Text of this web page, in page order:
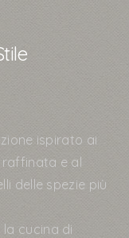
ispirato ai
e al
delle spezie più
cucina di